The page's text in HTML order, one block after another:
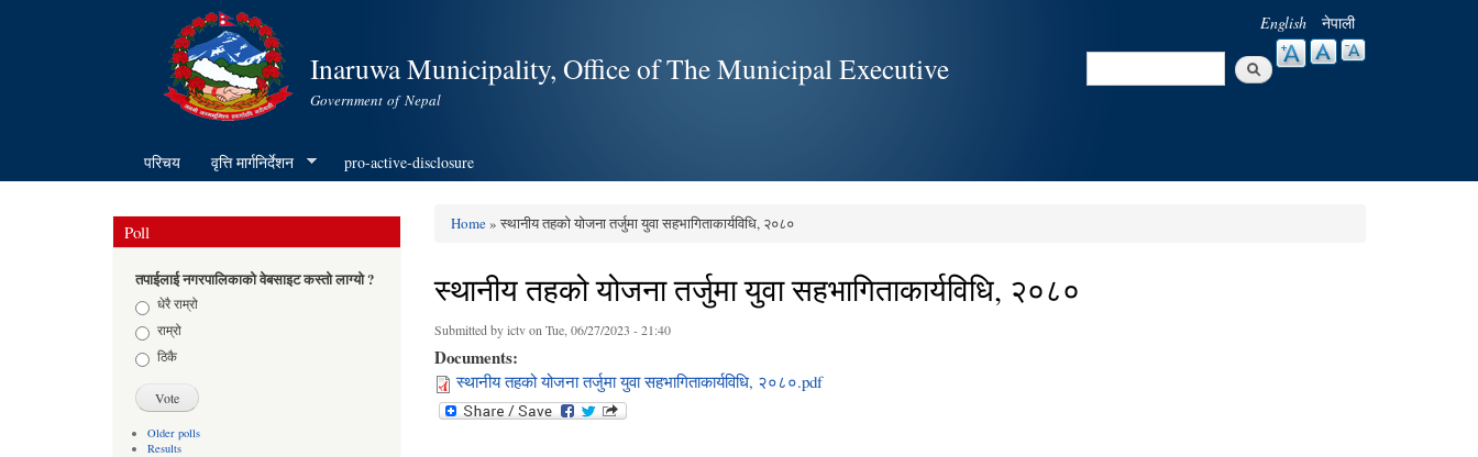
content
Inaruwa Municipality, Office of The Municipal Executive
Government of Nepal
English नेपाली
Search
परिचय वृत्ति मार्गनिर्देशन pro-active-disclosure
Poll
तपाईलाई नगरपालिकाको वेबसाइट कस्तो लाग्यो ?
Choicesधेरै राम्रो
राम्रो
ठिकै
Older polls
Results
Home» स्थानीय तहको योजना तर्जुमा युवा सहभागिताकार्यविधि, २०८०
स्थानीय तहको योजना तर्जुमा युवा सहभागिताकार्यविधि, २०८०
Submitted byictvon Tue, 06/27/2023 - 21:40
Documents:
स्थानीय तहको योजना तर्जुमा युवा सहभागिताकार्यविधि, २०८०.pdf